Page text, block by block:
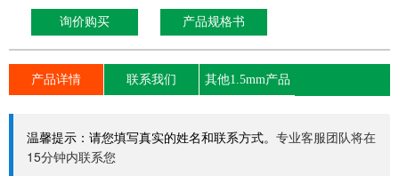
询价购买 产品规格书
产品详情 联系我们 其他1.5mm产品